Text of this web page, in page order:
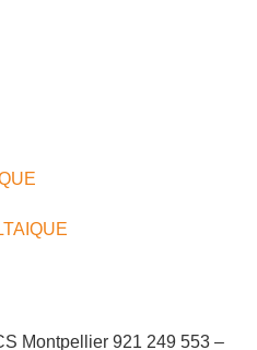
Montpellier 921 249 553 –